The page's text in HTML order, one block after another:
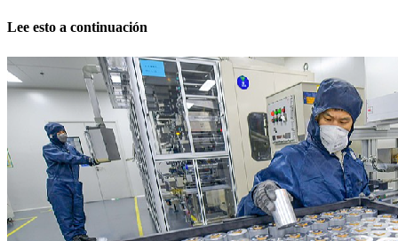
Lee esto a continuación